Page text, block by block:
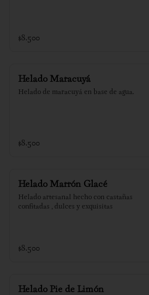
$8.500
Helado Maracuyá
Helado de maracuyá en base de agua.
$8.500
Helado Marrón Glacé
Helado artesanal hecho con castañas
confitadas , dulces y exquisitas
$8.500
Helado Pie de Limón